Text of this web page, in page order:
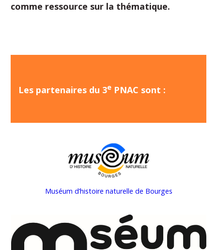
comme ressource sur la thématique.
Les partenaires du 3e PNAC sont :
Muséum d’histoire naturelle de Bourges